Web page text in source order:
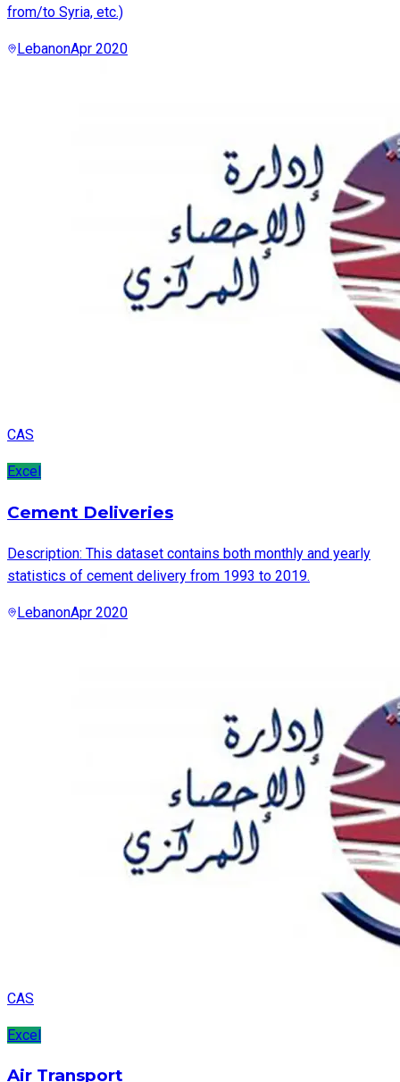
from/to Syria, etc.)
LebanonApr 2020
CAS
Excel
Cement Deliveries
Description: This dataset contains both monthly and yearly
statistics of cement delivery from 1993 to 2019.
LebanonApr 2020
CAS
Excel
Air Transport